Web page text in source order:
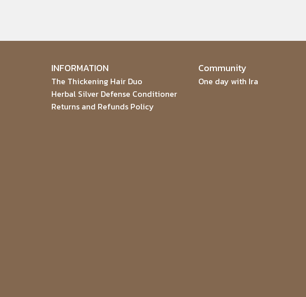
INFORMATION
The Thickening Hair Duo
Herbal Silver Defense Conditioner
Returns and Refunds Policy
Community
One day with Ira